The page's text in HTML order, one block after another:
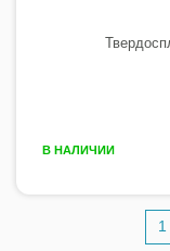
В НАЛИЧИИ
1